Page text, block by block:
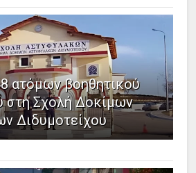
ατόμων βοηθητικού
στη Σχολή Δοκίμων
Διδυμοτείχου